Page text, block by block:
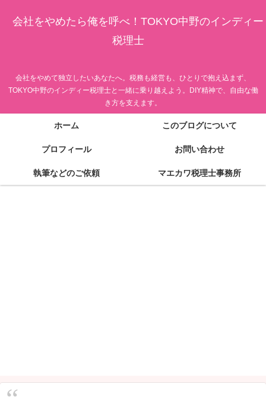
会社をやめたら俺を呼べ！TOKYO中野のインディー
税理士
会社をやめて独立したいあなたへ。税務も経営も、ひとりで抱え込まず、
TOKYO中野のインディー税理士と一緒に乗り越えよう。DIY精神で、自由な働
き方を支えます。
ホーム このブログについて
プロフィール お問い合わせ
執筆などのご依頼 マエカワ税理士事務所